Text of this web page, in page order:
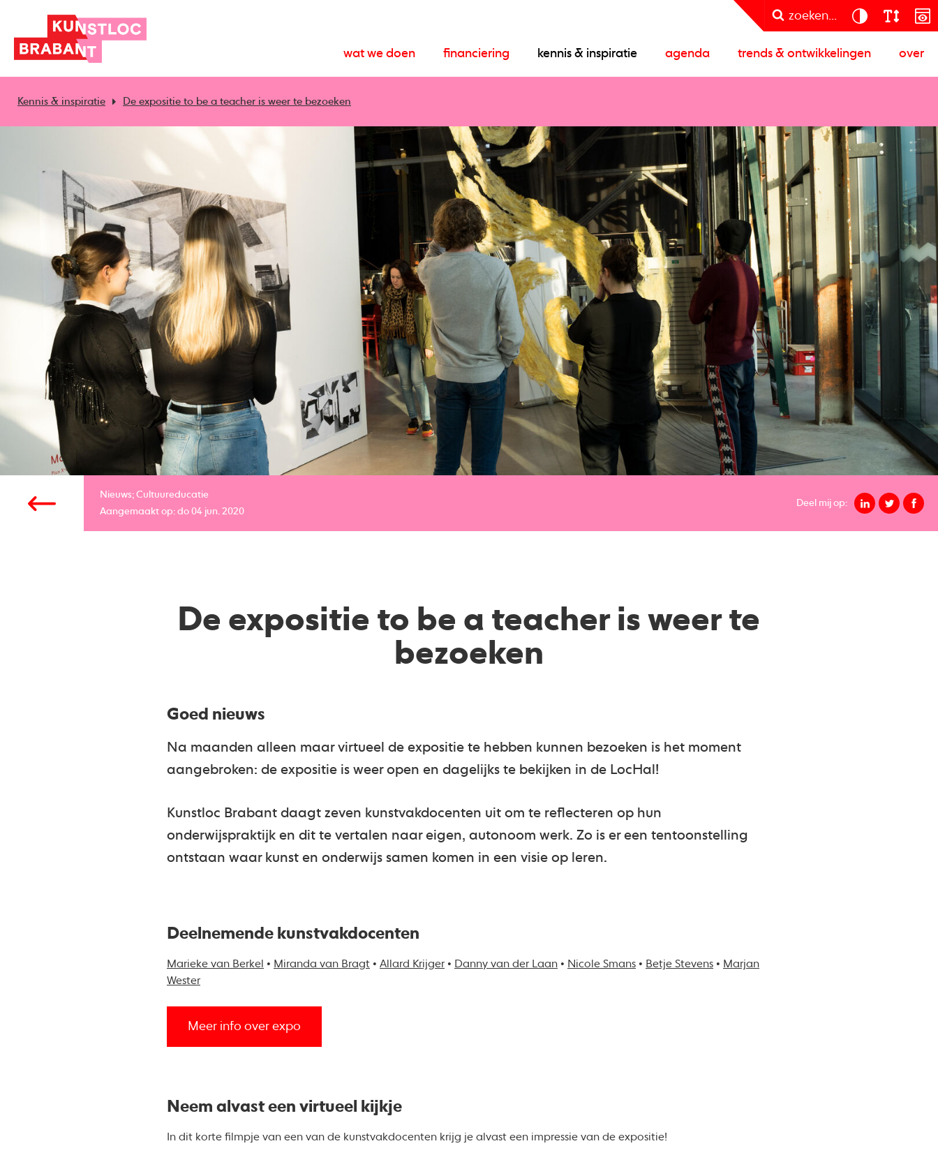
zoeken...
wat we doen financiering kennis & inspiratie agenda trends & ontwikkelingen over
Kennis & inspiratie De expositie to be a teacher is weer te bezoeken
Nieuws; Cultuureducatie
Aangemaakt op: do 04 jun. 2020
Deel mij op:
De expositie to be a teacher is weer te
bezoeken
Goed nieuws
Na maanden alleen maar virtueel de expositie te hebben kunnen bezoeken is het moment
aangebroken: de expositie is weer open en dagelijks te bekijken in de LocHal!
Kunstloc Brabant daagt zeven kunstvakdocenten uit om te reflecteren op hun
onderwijspraktijk en dit te vertalen naar eigen, autonoom werk. Zo is er een tentoonstelling
ontstaan waar kunst en onderwijs samen komen in een visie op leren.
Deelnemende kunstvakdocenten
Marieke van Berkel • Miranda van Bragt • Allard Krijger • Danny van der Laan • Nicole Smans • Betje Stevens • Marjan
Wester
Meer info over expo
Neem alvast een virtueel kijkje
In dit korte filmpje van een van de kunstvakdocenten krijg je alvast een impressie van de expositie!